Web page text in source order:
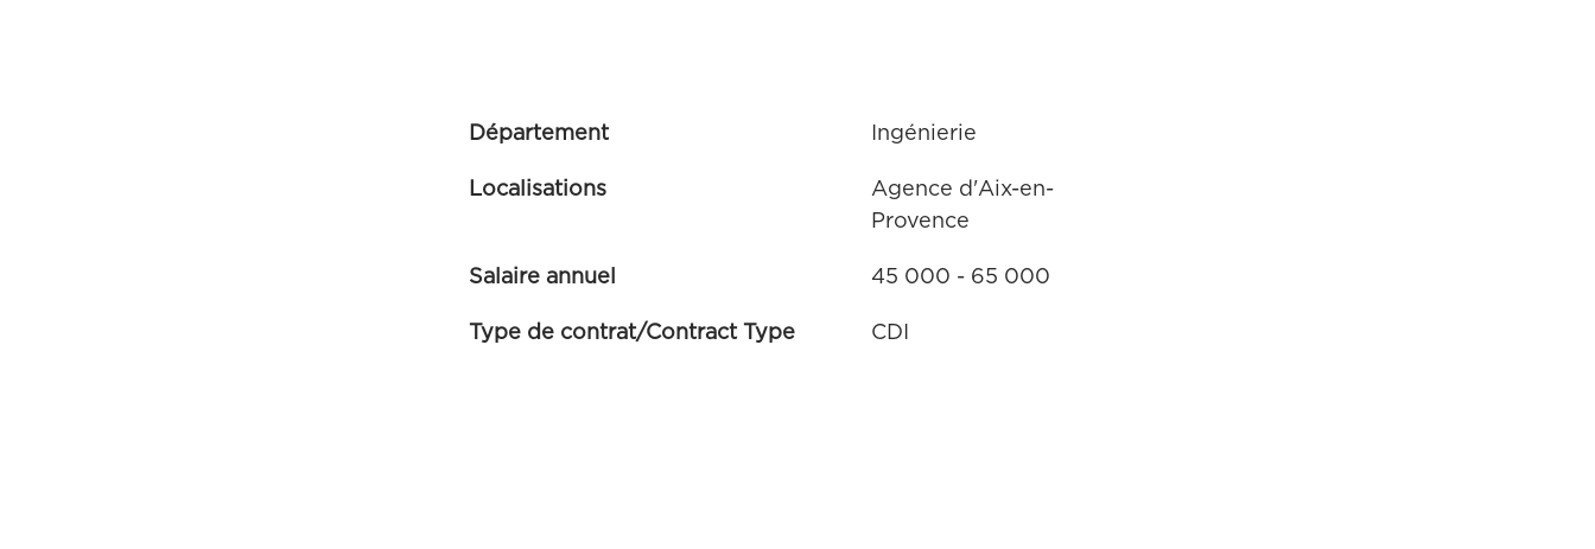
Département Ingénierie
Localisations
Agence d'Aix-en-
Provence
Salaire annuel 45 000 - 65 000
Type de contrat/Contract Type CDI